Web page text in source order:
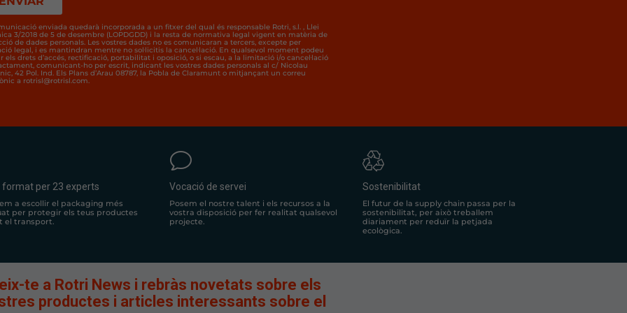
enviada quedarà incorporada a un fitxer del qual és responsable Rotri, s.l. , Llei
3/2018 de 5 de desembre (LOPDGDD) i la resta de normativa legal vigent en matèria de
de dades personals. Les vostres dades no es comunicaran a tercers, excepte per
legal, i es mantindran mentre no sol·licitis la cancel·lació. En qualsevol moment podeu
els drets d’accés, rectificació, portabilitat i oposició, o si escau, a la limitació i/o cancel·lació
comunicant-ho per escrit, indicant les vostres dades personals al c/ Nicolau
42 Pol. Ind. Els Plans d’Arau 08787, la Pobla de Claramunt o mitjançant un correu
a rotrisl@rotrisl.com.
format per 23 experts
a escollir el packaging més
per protegir els teus productes
el transport.
v
Vocació de servei
Posem el nostre talent i els recursos a la
vostra disposició per fer realitat qualsevol
projecte.
Sostenibilitat
El futur de la supply chain passa per la
sostenibilitat, per això treballem
diariament per reduïr la petjada
ecològica.
te a Rotri News i rebràs novetats sobre els
productes i articles interessants sobre el